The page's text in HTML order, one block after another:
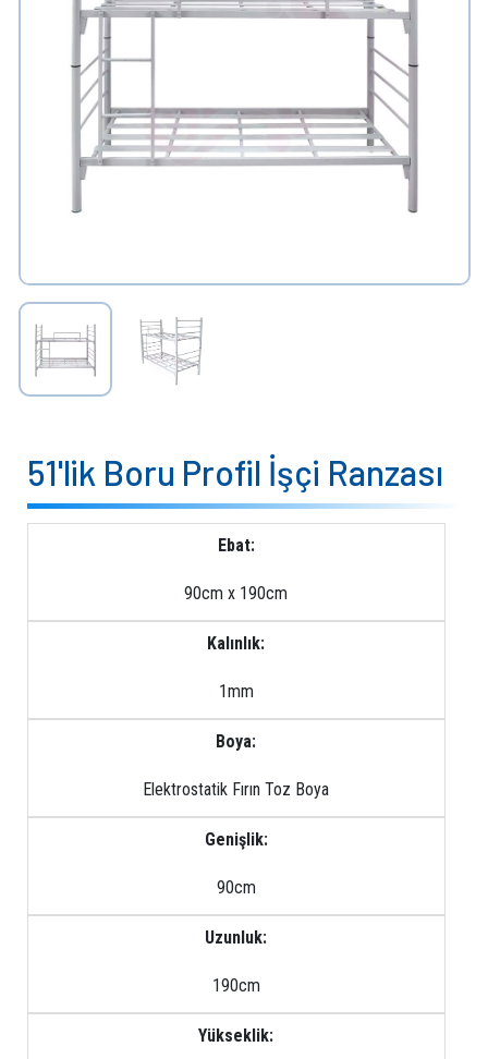
51'lik Boru Profil İşçi Ranzası
Ebat:
90cm x 190cm
Kalınlık:
1mm
Boya:
Elektrostatik Fırın Toz Boya
Genişlik:
90cm
Uzunluk:
190cm
Yükseklik: